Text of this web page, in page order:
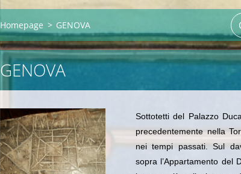
Homepage > GENOVA
GENOVA
Sottotetti del Palazzo
precedentemente nella
nei tempi passati. Sul
sopra l’Appartamento del